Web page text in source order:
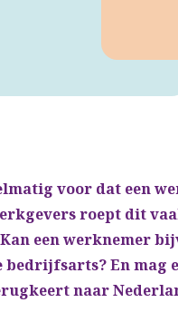
voor dat een
roept dit
een werknemer
bedrijfsarts? En mag
naar